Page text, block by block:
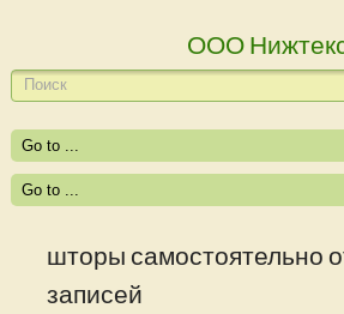
ООО
шторы самостоятельно
записей